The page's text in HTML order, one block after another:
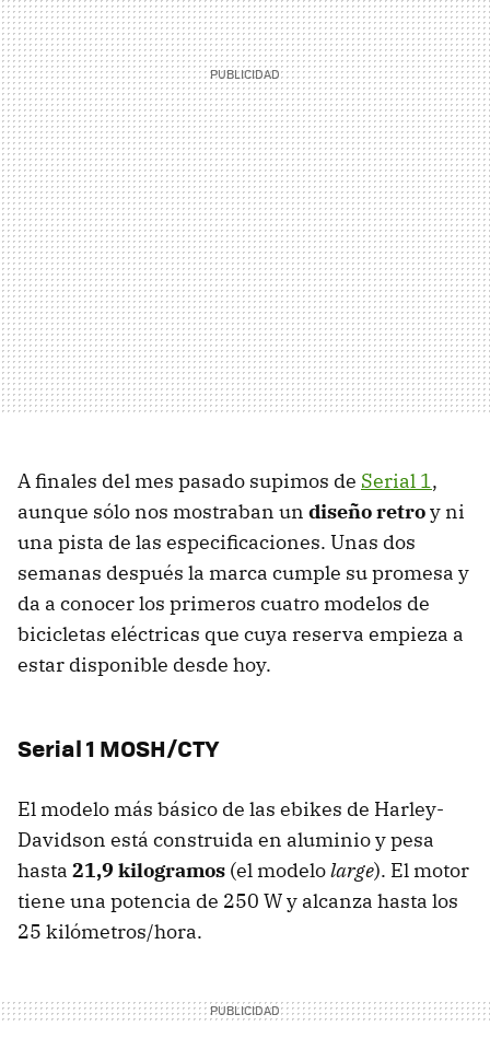
A finales del mes pasado supimos de Serial 1,
aunque sólo nos mostraban un diseño retroy ni
una pista de las especificaciones. Unas dos
semanas después la marca cumple su promesa y
da a conocer los primeros cuatro modelos de
bicicletas eléctricas que cuya reserva empieza a
estar disponible desde hoy.
Serial 1 MOSH/CTY
El modelo más básico de las ebikes de Harley-
Davidson está construida en aluminio y pesa
hasta 21,9 kilogramos (el modelolarge). El motor
tiene una potencia de 250 W y alcanza hasta los
25 kilómetros/hora.